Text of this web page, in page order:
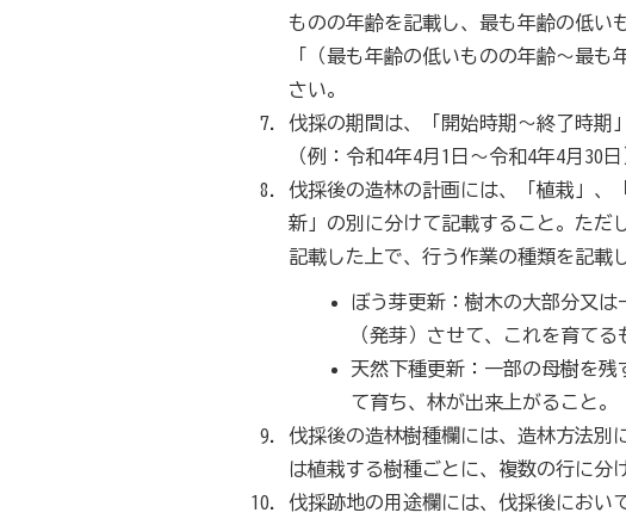
ものの年齢を記載し、最も年齢の低い
「（最も年齢の低いものの年齢～最
さい。
伐採の期間は、「開始時期～終了時期
（例：令和4年4月1日～令和4年4月30日
伐採後の造林の計画には、「植栽」、
新」の別に分けて記載すること。ただ
記載した上で、行う作業の種類を記載
ぼう芽更新：樹木の大部分又
（発芽）させて、これを育てる
天然下種更新：一部の母樹を
て育ち、林が出来上がること。
伐採後の造林樹種欄には、造林方法別
は植栽する樹種ごとに、複数の行に分
伐採跡地の用途欄には、伐採後におい